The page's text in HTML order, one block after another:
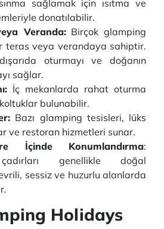
sağlamak için ısıtma ve
donatılabilir.
Veranda:Birçok glamping
teras veya verandaya sahiptir.
oturmayı ve doğanın
sağlar.
İç mekanlarda rahat oturma
bulunabilir.
Bazı glamping tesisleri, lüks
ve restoran hizmetleri sunar.
İçinde Konumlandırma:
genellikle doğal
sessiz ve huzurlu alanlarda
Holidays